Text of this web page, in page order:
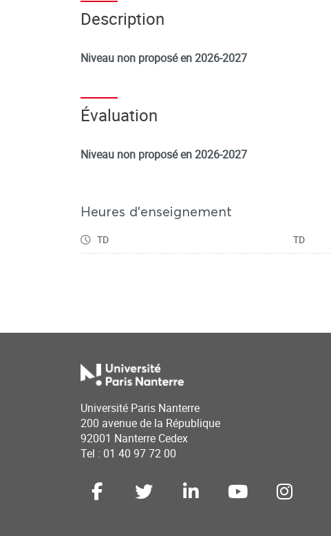
Description
Niveau non proposé en 2026-2027
Évaluation
Niveau non proposé en 2026-2027
Heures d'enseignement
TD TD
Université Paris Nanterre
200 avenue de la République
92001 Nanterre Cedex
Tel : 01 40 97 72 00